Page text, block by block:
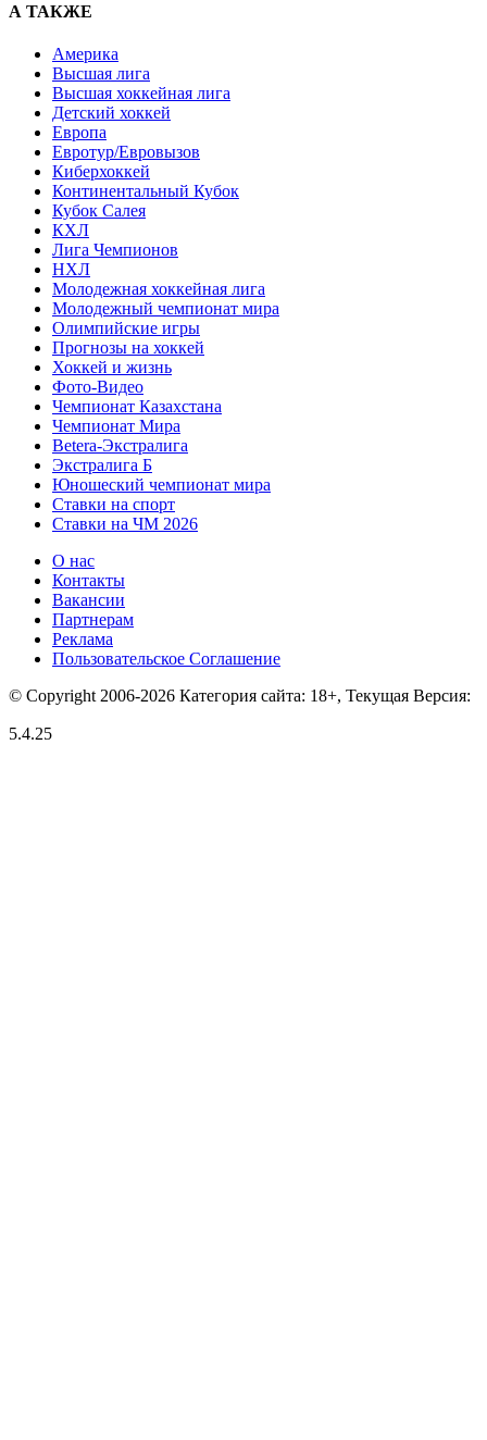
А ТАКЖЕ
Америка
Высшая лига
Высшая хоккейная лига
Детский хоккей
Европа
Евротур/Евровызов
Киберхоккей
Континентальный Кубок
Кубок Салея
КХЛ
Лига Чемпионов
НХЛ
Молодежная хоккейная лига
Молодежный чемпионат мира
Олимпийские игры
Прогнозы на хоккей
Хоккей и жизнь
Фото-Видео
Чемпионат Казахстана
Чемпионат Мира
Betera-Экстралига
Экстралига Б
Юношеский чемпионат мира
Ставки на спорт
Ставки на ЧМ 2026
О нас
Контакты
Вакансии
Партнерам
Реклама
Пользовательское Соглашение
© Copyright 2006-2026 Категория сайта: 18+, Текущая Версия:
5.4.25